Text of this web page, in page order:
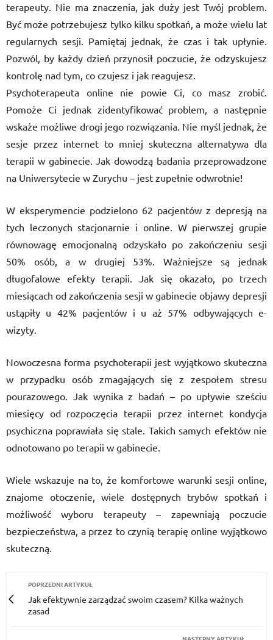
terapeuty. Nie ma znaczenia, jak duży jest Twój problem.
Być może potrzebujesz tylko kilku spotkań, a może wielu lat
regularnych sesji. Pamiętaj jednak, że czas i tak upłynie.
Pozwól, by każdy dzień przynosił poczucie, że odzyskujesz
kontrolę nad tym, co czujesz i jak reagujesz.
Psychoterapeuta online nie powie Ci, co masz zrobić.
Pomoże Ci jednak zidentyfikować problem, a następnie
wskaże możliwe drogi jego rozwiązania. Nie myśl jednak, że
sesje przez internet to mniej skuteczna alternatywa dla
terapii w gabinecie. Jak dowodzą badania przeprowadzone
na Uniwersytecie w Zurychu – jest zupełnie odwrotnie!
W eksperymencie podzielono 62 pacjentów z depresją na
tych leczonych stacjonarnie i online. W pierwszej grupie
równowagę emocjonalną odzyskało po zakończeniu sesji
50% osób, a w drugiej 53%. Ważniejsze są jednak
długofalowe efekty terapii. Jak się okazało, po trzech
miesiącach od zakończenia sesji w gabinecie objawy depresji
ustąpiły u 42% pacjentów i u aż 57% odbywających e-
wizyty.
Nowoczesna forma psychoterapii jest wyjątkowo skuteczna
w przypadku osób zmagających się z zespołem stresu
pourazowego. Jak wynika z badań – po upływie sześciu
miesięcy od rozpoczęcia terapii przez internet kondycja
psychiczna poprawiała się stale. Takich samych efektów nie
odnotowano po terapii w gabinecie.
Wiele wskazuje na to, że komfortowe warunki sesji online,
znajome otoczenie, wiele dostępnych trybów spotkań i
możliwość wyboru terapeuty – zapewniają poczucie
bezpieczeństwa, a przez to czynią terapię online wyjątkowo
skuteczną.
POPRZEDNI ARTYKUŁ
Jak efektywnie zarządzać swoim czasem? Kilka ważnych
zasad